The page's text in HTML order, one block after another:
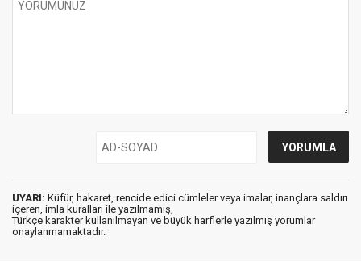
UYARI: Küfür, hakaret, rencide edici cümleler veya imalar, inançlara saldırı
içeren, imla kuralları ile yazılmamış,
Türkçe karakter kullanılmayan ve büyük harflerle yazılmış yorumlar
onaylanmamaktadır.